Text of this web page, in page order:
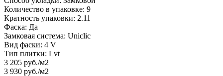
Количество в упаковке: 9
Кратность упаковки: 2.11
Фаска: Да
Замковая система: Uniclic
Вид фаски: 4 V
Тип плитки: Lvt
3 205 руб./м2
3 930 руб./м2